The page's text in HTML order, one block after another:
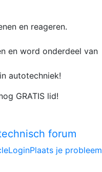
en reageren.
en word onderdeel van
autotechniek!
GRATIS lid!
Plaats je probleem
Login